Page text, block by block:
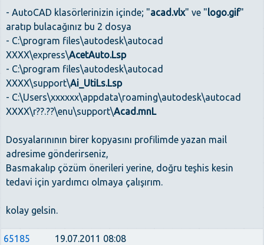
- AutoCAD klasörlerinizin içinde; "acad.vlx" ve "logo.gif"
aratıp bulacağınız bu 2 dosya
- C:\program files\autodesk\autocad
XXXX\express\AcetAuto.Lsp
- C:\program files\autodesk\autocad
XXXX\support\Ai_UtiLs.Lsp
- C:\Users\xxxxxx\appdata\roaming\autodesk\autocad
XXXX\r??.??\enu\support\Acad.mnL
Dosyalarınının birer kopyasını profilimde yazan mail
adresime gönderirseniz,
Basmakalıp çözüm önerileri yerine, doğru teşhis kesin
tedavi için yardımcı olmaya çalışırım.
kolay gelsin.
65185 19.07.2011 08:08